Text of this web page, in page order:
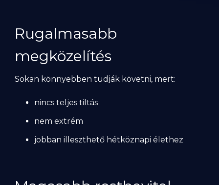
Rugalmasabb
megközelítés
Sokan könnyebben tudják követni, mert:
nincs teljes tiltás
nem extrém
jobban illeszthető hétköznapi élethez